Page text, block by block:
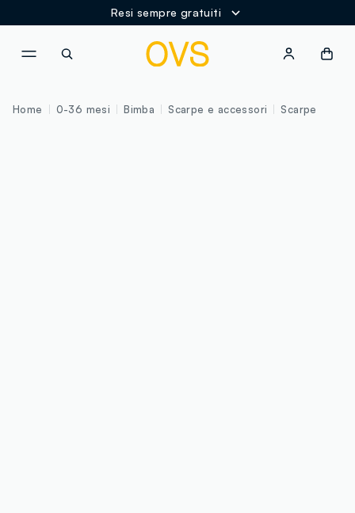
Resi sempre gratuiti
Home 0-36 mesi Bimba Scarpe e accessori Scarpe